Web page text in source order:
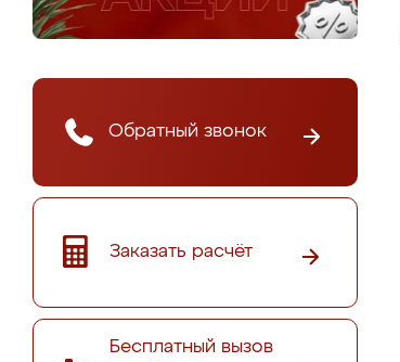
Обратный звонок
Заказать расчёт
Бесплатный вызов